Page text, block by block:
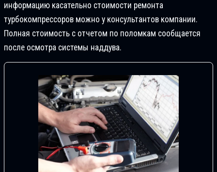
информацию касательно стоимости ремонта
турбокомпрессоров можно у консультантов компании.
Полная стоимость с отчетом по поломкам сообщается
после осмотра системы наддува.